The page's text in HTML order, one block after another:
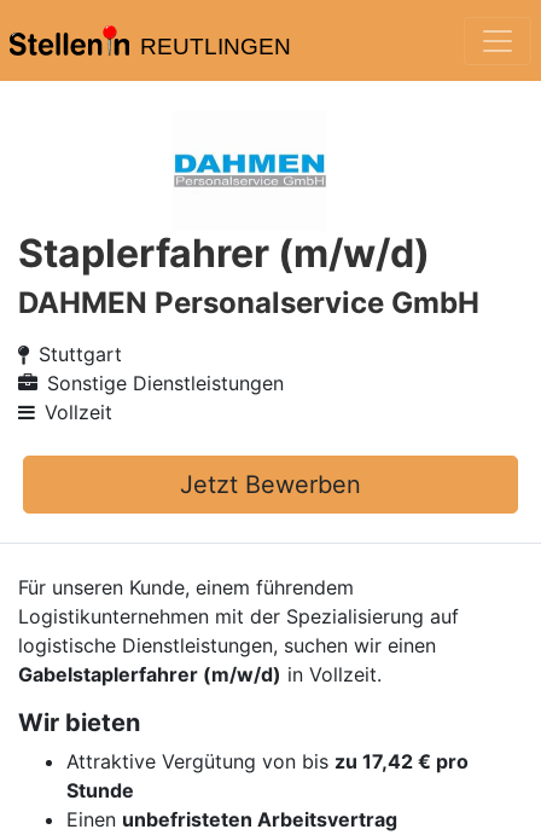
REUTLINGEN
Staplerfahrer (m/w/d)
DAHMEN Personalservice GmbH
Stuttgart
Sonstige Dienstleistungen
Vollzeit
Jetzt Bewerben
Für unseren Kunde, einem führendem
Logistikunternehmen mit der Spezialisierung auf
logistische Dienstleistungen, suchen wir einen
Gabelstaplerfahrer (m/w/d) in Vollzeit.
Wir bieten
Attraktive Vergütung von bis zu 17,42 € pro
Stunde
Einen unbefristeten Arbeitsvertrag